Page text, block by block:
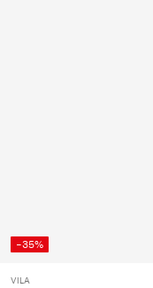
-35%
VILA